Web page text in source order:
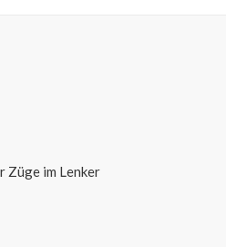
Züge im Lenker